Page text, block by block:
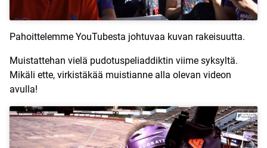
Pahoittelemme YouTubesta johtuvaa kuvan rakeisuutta.
Muistattehan vielä pudotuspeliaddiktin viime syksyltä.
Mikäli ette, virkistäkää muistianne alla olevan videon
avulla!